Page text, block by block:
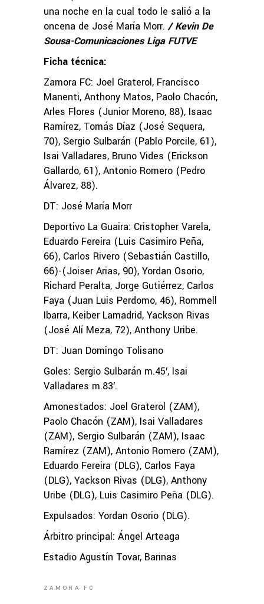
una noche en la cual todo le salió a la
oncena de José María Morr./ Kevin De
Sousa-Comunicaciones Liga FUTVE
Ficha técnica:
Zamora FC: Joel Graterol, Francisco
Manenti, Anthony Matos, Paolo Chacón,
Arles Flores (Junior Moreno, 88), Isaac
Ramírez, Tomás Díaz (José Sequera,
70), Sergio Sulbarán (Pablo Porcile, 61),
Isai Valladares, Bruno Vides (Erickson
Gallardo, 61), Antonio Romero (Pedro
Álvarez, 88).
DT: José María Morr
Deportivo La Guaira: Cristopher Varela,
Eduardo Fereira (Luis Casimiro Peña,
66), Carlos Rivero (Sebastián Castillo,
66)-(Joiser Arias, 90), Yordan Osorio,
Richard Peralta, Jorge Gutiérrez, Carlos
Faya (Juan Luis Perdomo, 46), Rommell
Ibarra, Keiber Lamadrid, Yackson Rivas
(José Alí Meza, 72), Anthony Uribe.
DT: Juan Domingo Tolisano
Goles: Sergio Sulbarán m.45′, Isai
Valladares m.83′.
Amonestados: Joel Graterol (ZAM),
Paolo Chacón (ZAM), Isai Valladares
(ZAM), Sergio Sulbarán (ZAM), Isaac
Ramírez (ZAM), Antonio Romero (ZAM),
Eduardo Fereira (DLG), Carlos Faya
(DLG), Yackson Rivas (DLG), Anthony
Uribe (DLG), Luis Casimiro Peña (DLG).
Expulsados: Yordan Osorio (DLG).
Árbitro principal: Ángel Arteaga
Estadio Agustín Tovar, Barinas
ZAMORA FC